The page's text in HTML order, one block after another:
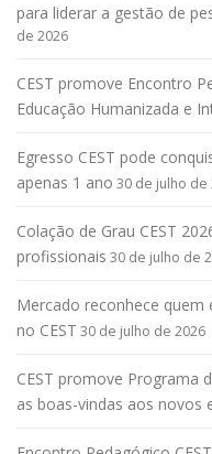
para liderar a gestão de
de 2026
CEST promove Encontro
Educação Humanizada e
Egresso CEST pode
apenas 1 ano 30 de julho de
Colação de Grau CEST
profissionais 30 de julho de
Mercado reconhece quem
no CEST 30 de julho de 2026
CEST promove Programa
as boas-vindas aos novos